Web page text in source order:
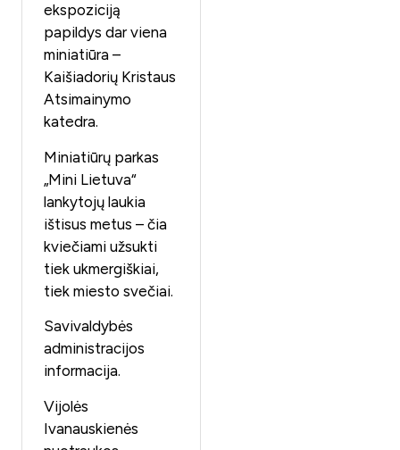
ekspoziciją
papildys dar viena
miniatiūra –
Kaišiadorių Kristaus
Atsimainymo
katedra.
Miniatiūrų parkas
„Mini Lietuva“
lankytojų laukia
ištisus metus – čia
kviečiami užsukti
tiek ukmergiškiai,
tiek miesto svečiai.
Savivaldybės
administracijos
informacija.
Vijolės
Ivanauskienės